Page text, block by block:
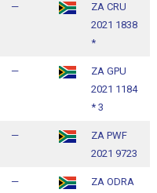
—
ZA CRU
2021 1838
*
—
ZA GPU
2021 1184
* 3
—
ZA PWF
2021 9723
—
ZA ODRA